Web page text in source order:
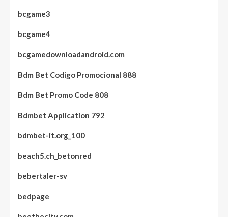
bcgame3
bcgame4
bcgamedownloadandroid.com
Bdm Bet Codigo Promocional 888
Bdm Bet Promo Code 808
Bdmbet Application 792
bdmbet-it.org_100
beach5.ch_betonred
bebertaler-sv
bedpage